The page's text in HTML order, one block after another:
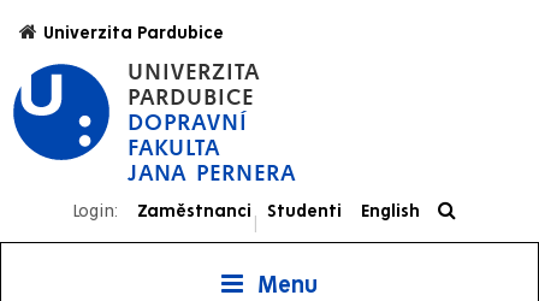
hlavnímu
obsahu
UNIVERZITA
PARDUBICE
DOPRAVNÍ
FAKULTA
JANA PERNERA
Univerzita Pardubice
Login: Zaměstnanci
|
Studenti English
Menu